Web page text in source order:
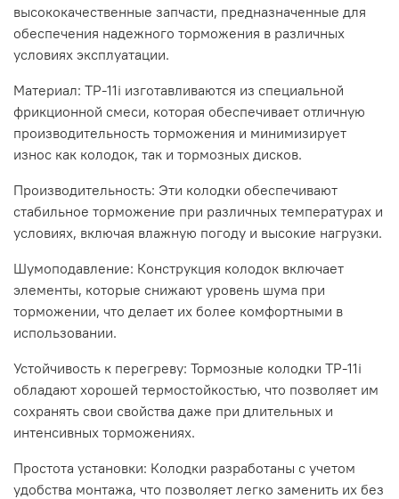
высококачественные запчасти, предназначенные для
обеспечения надежного торможения в различных
условиях эксплуатации.
Материал: TP-11i изготавливаются из специальной
фрикционной смеси, которая обеспечивает отличную
производительность торможения и минимизирует
износ как колодок, так и тормозных дисков.
Производительность: Эти колодки обеспечивают
стабильное торможение при различных температурах и
условиях, включая влажную погоду и высокие нагрузки.
Шумоподавление: Конструкция колодок включает
элементы, которые снижают уровень шума при
торможении, что делает их более комфортными в
использовании.
Устойчивость к перегреву: Тормозные колодки TP-11i
обладают хорошей термостойкостью, что позволяет им
сохранять свои свойства даже при длительных и
интенсивных торможениях.
Простота установки: Колодки разработаны с учетом
удобства монтажа, что позволяет легко заменить их без